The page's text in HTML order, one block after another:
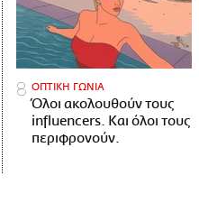
ΟΠΤΙΚΗ ΓΩΝΙΑ
Όλοι ακολουθούν τους
influencers. Και όλοι τους
περιφρονούν.